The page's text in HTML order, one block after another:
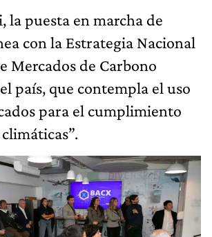
la puesta en marcha de
con la Estrategia Nacional
Mercados de Carbono
país, que contempla el uso
para el cumplimiento